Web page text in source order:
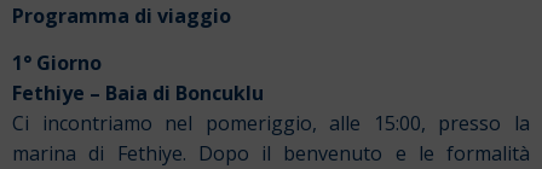
Programma di viaggio
1° Giorno
Fethiye – Baia di Boncuklu
Ci incontriamo nel pomeriggio, alle 15:00, presso la
marina di Fethiye. Dopo il benvenuto e le formalità